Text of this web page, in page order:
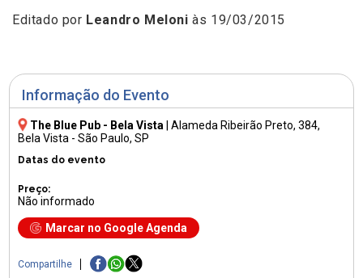
Informação do Evento
The Blue Pub - Bela Vista |Alameda Ribeirão Preto, 384,
Bela Vista - São Paulo, SP
Datas do evento
Preço:
Não informado
Marcar no Google Agenda
Compartilhe
Editado por Leandro Meloni às 19/03/2015